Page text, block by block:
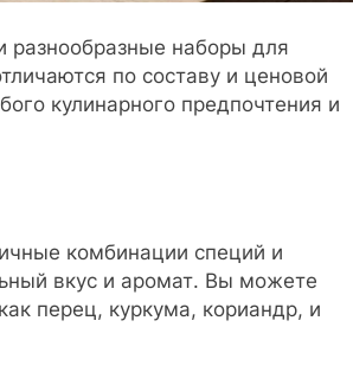
разнообразные наборы для
по составу и ценовой
кулинарного предпочтения и
комбинации специй и
вкус и аромат. Вы можете
перец, куркума, кориандр, и